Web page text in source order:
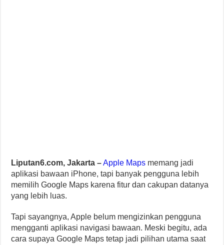
Liputan6.com, Jakarta –Apple Maps memang jadi
aplikasi bawaan iPhone, tapi banyak pengguna lebih
memilih Google Maps karena fitur dan cakupan datanya
yang lebih luas.
Tapi sayangnya, Apple belum mengizinkan pengguna
mengganti aplikasi navigasi bawaan. Meski begitu, ada
cara supaya Google Maps tetap jadi pilihan utama saat